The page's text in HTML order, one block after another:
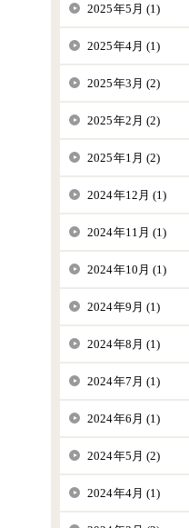
2025年5月 (1)
2025年4月 (1)
2025年3月 (2)
2025年2月 (2)
2025年1月 (2)
2024年12月 (1)
2024年11月 (1)
2024年10月 (1)
2024年9月 (1)
2024年8月 (1)
2024年7月 (1)
2024年6月 (1)
2024年5月 (2)
2024年4月 (1)